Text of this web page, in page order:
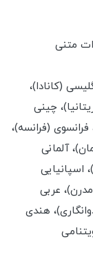
(کانادا)،
چینی
(فرانسه)،
آلمانی
اسپانیایی
عربی
هندی